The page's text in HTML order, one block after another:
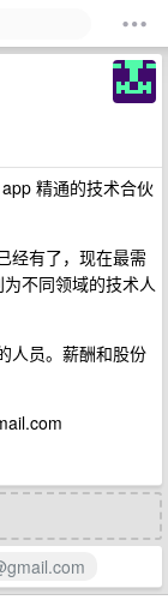
精通的技术合伙
经有了，现在最需
不同领域的技术人
人员。薪酬和股份